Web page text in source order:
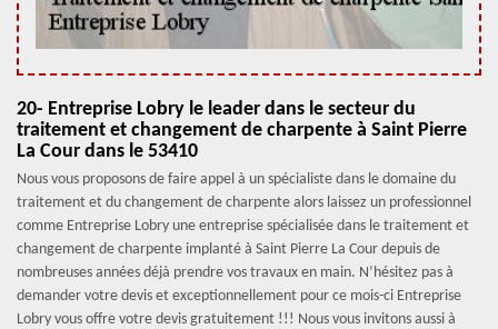
20- Entreprise Lobry le leader dans le secteur du
traitement et changement de charpente à Saint Pierre
La Cour dans le 53410
Nous vous proposons de faire appel à un spécialiste dans le domaine du
traitement et du changement de charpente alors laissez un professionnel
comme Entreprise Lobry une entreprise spécialisée dans le traitement et
changement de charpente implanté à Saint Pierre La Cour depuis de
nombreuses années déjà prendre vos travaux en main. N’hésitez pas à
demander votre devis et exceptionnellement pour ce mois-ci Entreprise
Lobry vous offre votre devis gratuitement !!! Nous vous invitons aussi à